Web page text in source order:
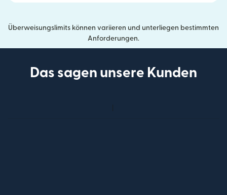
Überweisungslimits können variieren und unterliegen bestimmten
Anforderungen.
Das sagen unsere Kunden